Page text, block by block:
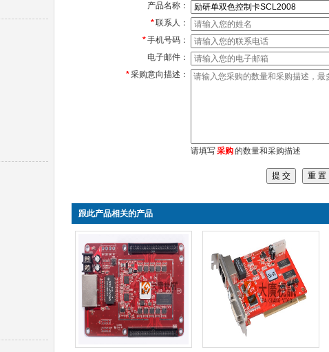
产品名称：
*联系人：
*手机号码：
电子邮件：
*采购意向描述：
请填写采购的数量和采购描述
跟此产品相关的产品